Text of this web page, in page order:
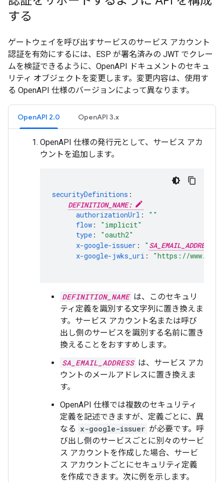
する
ゲートウェイを呼び出すサービスのサービス アカウント
認証を有効にするには、ESP が署名済みの JWT でクレー
ムを検証できるように、OpenAPI ドキュメントのセキュ
リティ オブジェクトを変更します。 変更内容は、使用す
る OpenAPI 仕様のバージョンによって異なります。
OpenAPI 2.0 OpenAPI 3.x
OpenAPI 仕様の発行元として、サービス アカ
ウントを追加します。
securityDefinitions :
DEFINITION_NAME:
authorizationUrl :
""
flow :
"implicit"
type :
"oauth2"
x-google-issuer : " SA_EMAIL_ADDRESS
x-google-jwks_uri : "https://
DEFINITION_NAME は、このセキュリ
ティ定義を識別する文字列に置き換えま
す。サービス アカウント名または呼び
出し側のサービスを識別する名前に置き
換えることをおすすめします。
SA_EMAIL_ADDRESS は、サービス アカ
ウントのメールアドレスに置き換えま
す。
OpenAPI 仕様では複数のセキュリティ
定義を記述できますが、定義ごとに、異
なる x-google-issuer が必要です。呼
び出し側のサービスごとに別々のサービ
ス アカウントを作成した場合、サービ
ス アカウントごとにセキュリティ定義
を作成できます。次に例を示します。